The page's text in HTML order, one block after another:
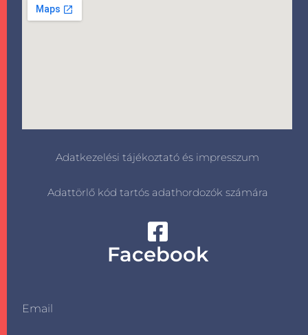
Adatkezelési tájékoztató és impresszum
Adattörlő kód tartós adathordozók számára
Facebook
Email